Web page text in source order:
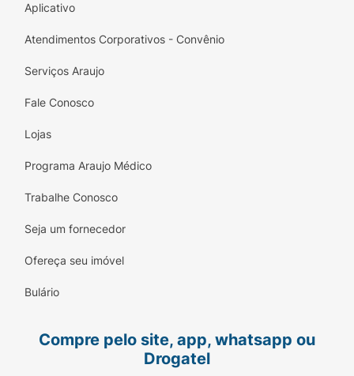
Aplicativo
Atendimentos Corporativos - Convênio
Serviços Araujo
Fale Conosco
Lojas
Programa Araujo Médico
Trabalhe Conosco
Seja um fornecedor
Ofereça seu imóvel
Bulário
Compre pelo site, app, whatsapp ou
Drogatel